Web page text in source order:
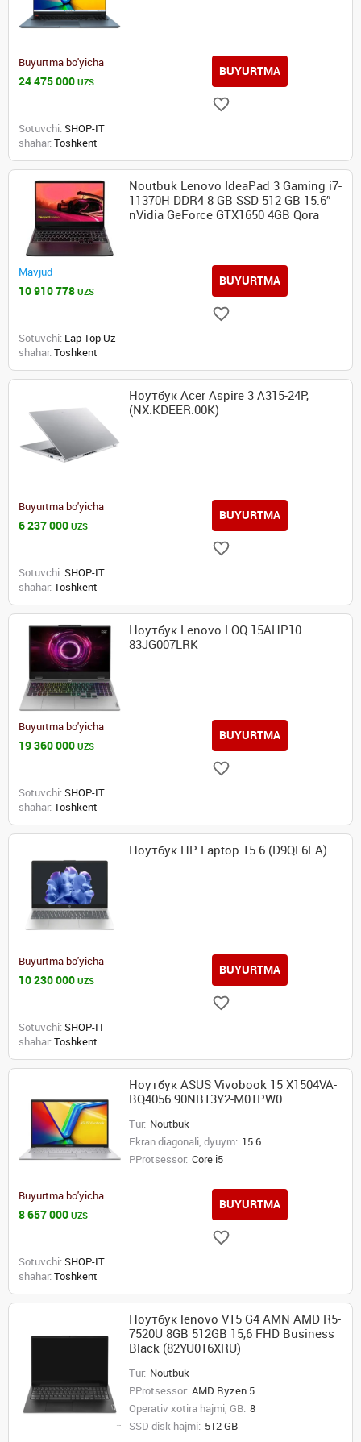
Buyurtma bo'yicha
24 475 000 UZS
BUYURTMA
Sotuvchi: SHOP-IT
shahar: Toshkent
Noutbuk Lenovo IdeaPad 3 Gaming i7-
11370H DDR4 8 GB SSD 512 GB 15.6”
nVidia GeForce GTX1650 4GB Qora
Mavjud
10 910 778 UZS
BUYURTMA
Sotuvchi: Lap Top Uz
shahar: Toshkent
Ноутбук Acer Aspire 3 A315-24P,
(NX.KDEER.00K)
Buyurtma bo'yicha
6 237 000 UZS
BUYURTMA
Sotuvchi: SHOP-IT
shahar: Toshkent
Ноутбук Lenovo LOQ 15AHP10
83JG007LRK
Buyurtma bo'yicha
19 360 000 UZS
BUYURTMA
Sotuvchi: SHOP-IT
shahar: Toshkent
Ноутбук HP Laptop 15.6 (D9QL6EA)
Buyurtma bo'yicha
10 230 000 UZS
BUYURTMA
Sotuvchi: SHOP-IT
shahar: Toshkent
Ноутбук ASUS Vivobook 15 X1504VA-
BQ4056 90NB13Y2-M01PW0
Tur: Noutbuk
Ekran diagonali, dyuym: 15.6
PProtsessor: Core i5
Buyurtma bo'yicha
8 657 000 UZS
BUYURTMA
Sotuvchi: SHOP-IT
shahar: Toshkent
Ноутбук lenovo V15 G4 AMN AMD R5-
7520U 8GB 512GB 15,6 FHD Business
Black (82YU016XRU)
Tur: Noutbuk
PProtsessor: AMD Ryzen 5
Operativ xotira hajmi, GB: 8
SSD disk hajmi: 512 GB